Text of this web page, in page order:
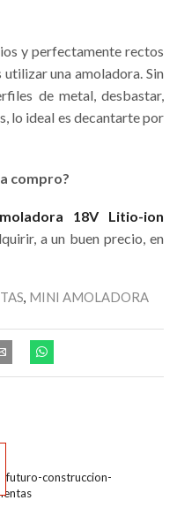
y perfectamente rectos
una amoladora. Sin
de metal, desbastar,
lo ideal es decantarte por
compro?
18V Litio-ion
a un buen precio, en
, MINI AMOLADORA